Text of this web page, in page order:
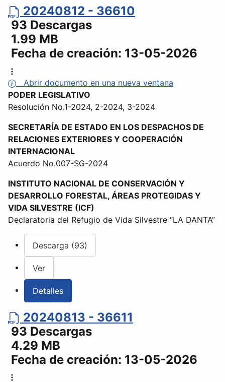
20240812 - 36610
93 Descargas
1.99 MB
Fecha de creación: 13-05-2026
Abrir documento en una nueva ventana
PODER LEGISLATIVO
Resolución No.1-2024, 2-2024, 3-2024
SECRETARÍA DE ESTADO EN LOS DESPACHOS DE
RELACIONES EXTERIORES Y COOPERACIÓN
INTERNACIONAL
Acuerdo No.007-SG-2024
INSTITUTO NACIONAL DE CONSERVACIÓN Y
DESARROLLO FORESTAL, ÁREAS PROTEGIDAS Y
VIDA SILVESTRE (ICF)
Declaratoria del Refugio de Vida Silvestre “LA DANTA”
Descarga (93)
Ver
Detalles
20240813 - 36611
93 Descargas
4.29 MB
Fecha de creación: 13-05-2026